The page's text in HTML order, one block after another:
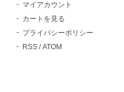
マイアカウント
カートを見る
プライバシーポリシー
RSS /ATOM